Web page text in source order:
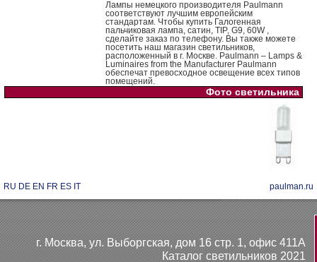
Лампы немецкого производителя Paulmann
соответствуют лучшим европейским
стандартам. Чтобы купить Галогенная
пальчиковая лампа, сатин, TIP, G9, 60W ,
сделайте заказ по телефону. Вы также можете
посетить наш магазин светильников,
расположенный в г. Москве. Paulmann – Lamps &
Luminaires from the Manufacturer Paulmann
обеспечат превосходное освещение всех типов
помещений.
Фото светильника
RU DE EN FR ES IT paulman.ru
г. Москва, ул. Выборгская, дом 16 стр. 1, офис 411А
Каталог светильников 2021